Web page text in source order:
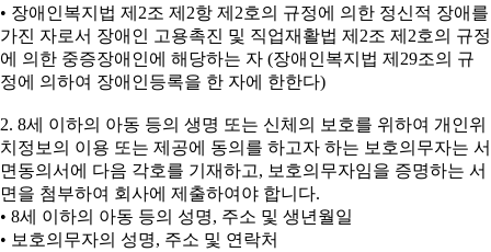
• 장애인복지법 제2조 제2항 제2호의 규정에 의한 정신적 장애를
가진 자로서 장애인 고용촉진 및 직업재활법 제2조 제2호의 규정
에 의한 중증장애인에 해당하는 자 (장애인복지법 제29조의 규
정에 의하여 장애인등록을 한 자에 한한다)
2. 8세 이하의 아동 등의 생명 또는 신체의 보호를 위하여 개인위
치정보의 이용 또는 제공에 동의를 하고자 하는 보호의무자는 서
면동의서에 다음 각호를 기재하고, 보호의무자임을 증명하는 서
면을 첨부하여 회사에 제출하여야 합니다.
• 8세 이하의 아동 등의 성명, 주소 및 생년월일
• 보호의무자의 성명, 주소 및 연락처